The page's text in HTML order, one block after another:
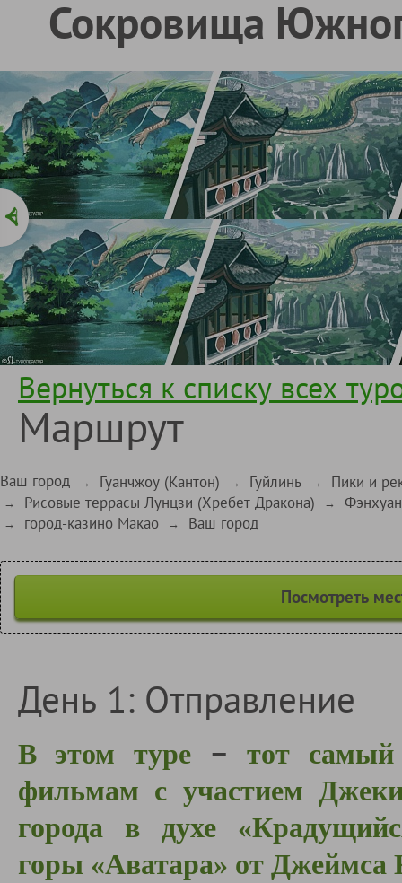
Сокровища
Вернуться к списку всех
Маршрут
Ваш город → Гуанчжоу (Кантон) → Гуйлинь → Пики и
→ Рисовые террасы Лунцзи (Хребет Дракона) → Фэнхуан
→ город-казино Макао → Ваш город
Посмотреть
День 1: Отправление
В этом туре – тот
фильмам с участием
города в духе
горы «Аватара» от Джеймса